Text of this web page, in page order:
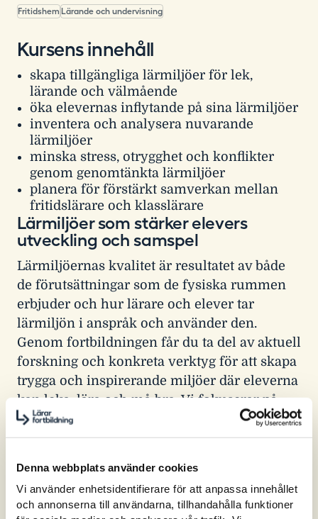
Denna webbplats använder cookies
Vi använder enhetsidentifierare för att anpassa innehållet
och annonserna till användarna, tillhandahålla funktioner
Fritidshem Lärande och undervisning
Kursens innehåll
skapa tillgängliga lärmiljöer för lek,
lärande och välmående
öka elevernas inflytande på sina lärmiljöer
inventera och analysera nuvarande
lärmiljöer
minska stress, otrygghet och konflikter
genom genomtänkta lärmiljöer
planera för förstärkt samverkan mellan
fritidslärare och klasslärare
Lärmiljöer som stärker elevers
utveckling och samspel
Lärmiljöernas kvalitet är resultatet av både
de förutsättningar som de fysiska rummen
erbjuder och hur lärare och elever tar
lärmiljön i anspråk och använder den.
Genom fortbildningen får du ta del av aktuell
forskning och konkreta verktyg för att skapa
trygga och inspirerande miljöer där eleverna
kan leka, lära och må bra. Vi fokuserar på
hur du kan förbise begränsande faktorer och
använda både inne- och utemiljöer på ett sätt
engagemang.
Flexibla miljöer som fungerar hela